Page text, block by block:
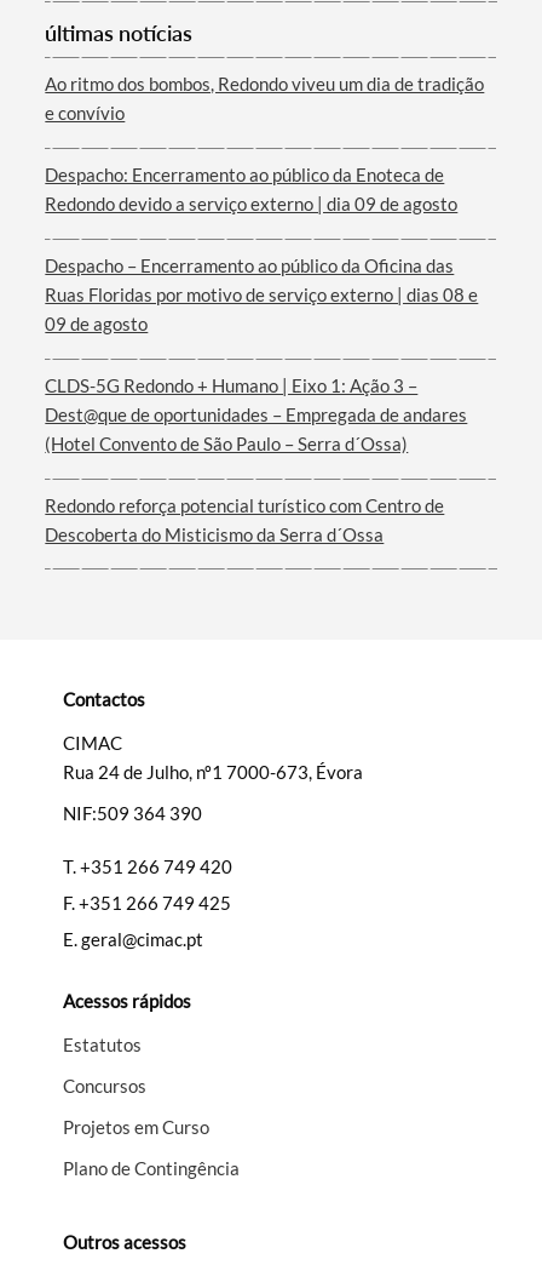
Termo de Pesquisa
Categorias gerais
últimas notícias
Ao ritmo dos bombos, Redondo viveu um dia de tradição
e convívio
Despacho: Encerramento ao público da Enoteca de
Redondo devido a serviço externo | dia 09 de agosto
Despacho – Encerramento ao público da Oficina das
Ruas Floridas por motivo de serviço externo | dias 08 e
09 de agosto
CLDS-5G Redondo + Humano | Eixo 1: Ação 3 –
Dest@que de oportunidades – Empregada de andares
(Hotel Convento de São Paulo – Serra d´Ossa)
Redondo reforça potencial turístico com Centro de
Descoberta do Misticismo da Serra d´Ossa
Contactos
CIMAC
Rua 24 de Julho, nº1 7000-673, Évora
NIF:509 364 390
T.+351 266 749 420
F.+351 266 749 425
E.geral@cimac.pt
Acessos rápidos
Estatutos
Concursos
Projetos em Curso
Plano de Contingência
Outros acessos